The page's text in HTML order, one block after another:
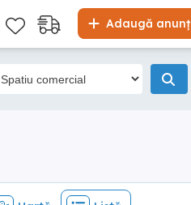
Adaugă anunț
Hartă Listă